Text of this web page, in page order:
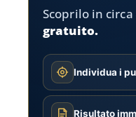
Scoprilo in
gratuito.
Individua i
Risultato